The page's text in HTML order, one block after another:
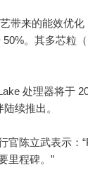
带来的能效优
50%。其多芯粒
处理器将于
续推出。
官陈立武表示：
里程碑。”